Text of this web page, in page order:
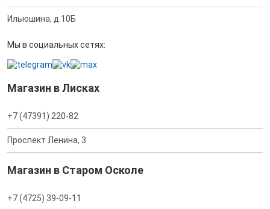
Ильюшина, д.10Б
Мы в социальных сетях:
Магазин в Лисках
+7 (47391) 220-82
Проспект Ленина, 3
Магазин в Старом Осколе
+7 (4725) 39-09-11